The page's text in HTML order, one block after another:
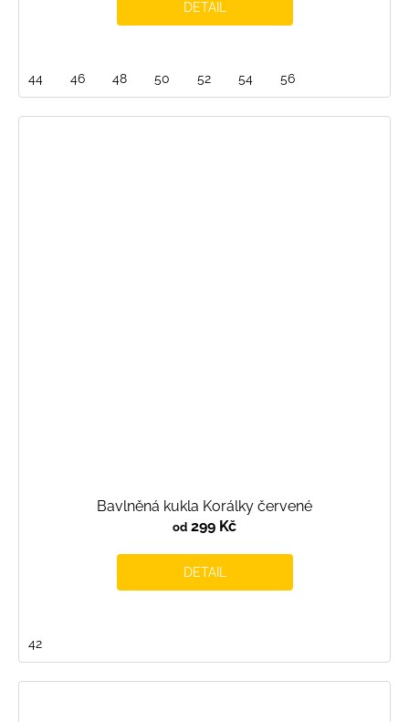
DETAIL
44 46 48 50 52 54 56
Bavlněná kukla Korálky červené
od 299 Kč
DETAIL
42